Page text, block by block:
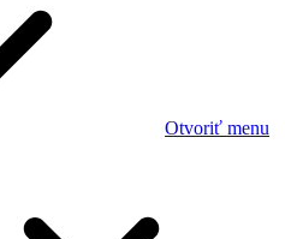
Otvoriť menu